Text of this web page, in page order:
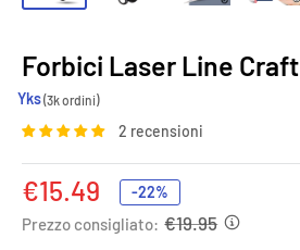
Forbici Laser Line Craft
Yks(3k ordini)
2 recensioni
Prezzo
scontato
€15.49 -22%
Prezzo consigliato: €19.95